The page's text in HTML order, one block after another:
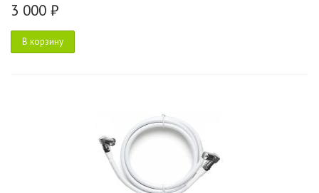
3 000 ₽
В корзину